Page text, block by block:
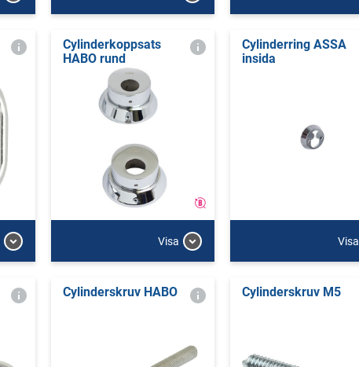
Cylinderkoppsats
HABO rund
Visa
Cylinderring ASSA
insida
Visa
Cylinderskruv HABO Cylinderskruv M5